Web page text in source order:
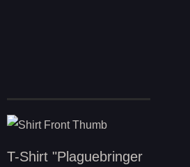
T-Shirt "Plaguebringer